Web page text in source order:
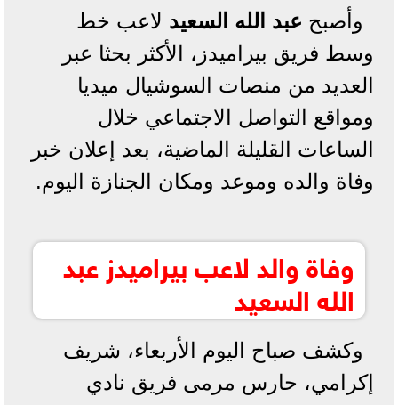
وأصبح عبد الله السعيد لاعب خط
وسط فريق بيراميدز، الأكثر بحثا عبر
العديد من منصات السوشيال ميديا
ومواقع التواصل الاجتماعي خلال
الساعات القليلة الماضية، بعد إعلان خبر
وفاة والده وموعد ومكان الجنازة اليوم.
وفاة والد لاعب بيراميدز عبد
الله السعيد
وكشف صباح اليوم الأربعاء، شريف
إكرامي، حارس مرمى فريق نادي